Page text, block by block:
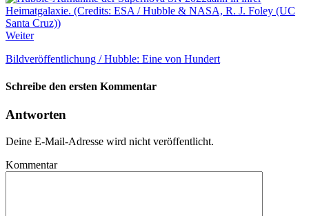
Weiter
Bildveröffentlichung / Hubble: Eine von Hundert
Schreibe den ersten Kommentar
Antworten
Deine E-Mail-Adresse wird nicht veröffentlicht.
Kommentar